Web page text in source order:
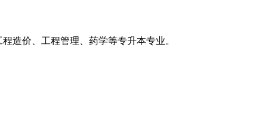
价、工程管理、药学等专升本专业。